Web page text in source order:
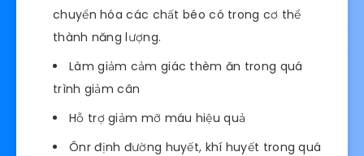
chuyển hóa các chất béo có trong cơ thể
thành năng lượng.
Làm giảm cảm giác thèm ăn trong quá
trình giảm cân
Hỗ trợ giảm mỡ máu hiệu quả
Ônr định đường huyết, khí huyết trong quá